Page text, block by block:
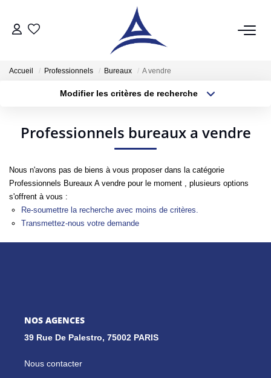
VENTES
Acheter
Vendre
Estimer
LOCATIONS
NOS CABINETS
Accueil Professionnels Bureaux A vendre
Modifier les critères de recherche
Plus de critères Créer une alerte
Professionnels bureaux a vendre
Nous n'avons pas de biens à vous proposer dans la catégorie
Professionnels Bureaux A vendre pour le moment , plusieurs options
s'offrent à vous :
Re-soumettre la recherche avec moins de critères.
Transmettez-nous votre demande
NOS AGENCES
39 Rue De Palestro, 75002 PARIS
Nous contacter